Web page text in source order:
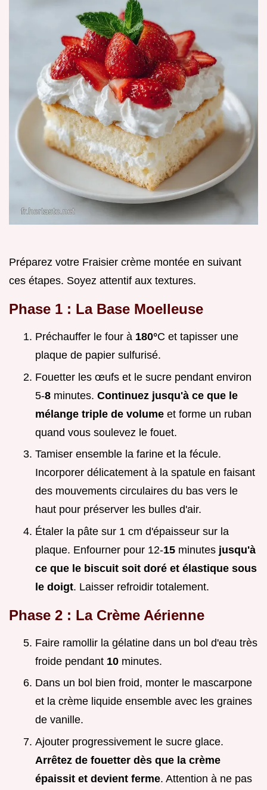
Préparez votre Fraisier crème montée en suivant
ces étapes. Soyez attentif aux textures.
Phase 1 : La Base Moelleuse
Préchauffer le four à 180°C et tapisser une
plaque de papier sulfurisé.
Fouetter les œufs et le sucre pendant environ
5-8 minutes. Continuez jusqu'à ce que le
mélange triple de volume et forme un ruban
quand vous soulevez le fouet.
Tamiser ensemble la farine et la fécule.
Incorporer délicatement à la spatule en faisant
des mouvements circulaires du bas vers le
haut pour préserver les bulles d'air.
Étaler la pâte sur 1 cm d'épaisseur sur la
plaque. Enfourner pour 12-15 minutes jusqu'à
ce que le biscuit soit doré et élastique sous
le doigt. Laisser refroidir totalement.
Phase 2 : La Crème Aérienne
Faire ramollir la gélatine dans un bol d'eau très
froide pendant 10 minutes.
Dans un bol bien froid, monter le mascarpone
et la crème liquide ensemble avec les graines
de vanille.
Ajouter progressivement le sucre glace.
Arrêtez de fouetter dès que la crème
épaissit et devient ferme. Attention à ne pas